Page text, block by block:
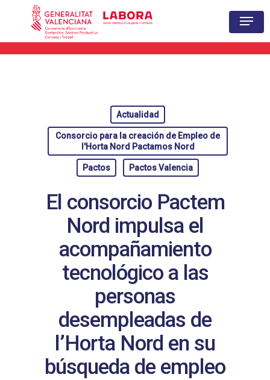
Actualidad
Consorcio para la creación de Empleo de
l'Horta Nord Pactamos Nord
Pactos Pactos Valencia
El consorcio Pactem
Nord impulsa el
acompañamiento
tecnológico a las
personas
desempleadas de
l’Horta Nord en su
búsqueda de empleo